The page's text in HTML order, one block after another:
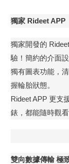
獨家 Rideet APP
獨家開發的
驗！簡約的介面
獨有圖表功能，
握輪胎狀態。
Rideet APP 更支
錶，都能隨時觀
雙向數據傳輸 極